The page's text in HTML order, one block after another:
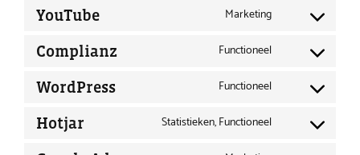
google-
google-
YouTube Marketing
Consent
youtube
Complianz Functioneel
Consent
complianz
WordPress Functioneel
Consent
Hotjar Statistieken, Functioneel
Consent